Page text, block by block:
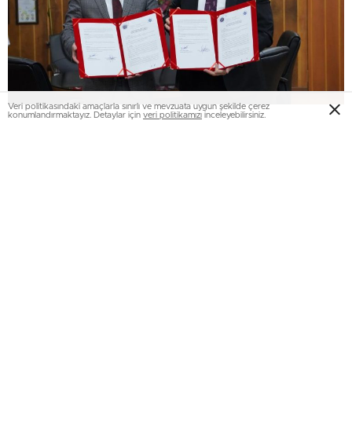
Veri politikasındaki amaçlarla sınırlı ve mevzuata uygun şekilde çerez
konumlandırmaktayız. Detaylar için veri politikamızı inceleyebilirsiniz.